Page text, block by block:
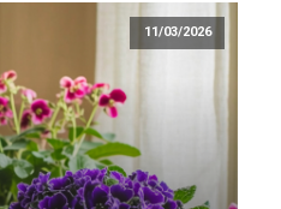
11/03/2026